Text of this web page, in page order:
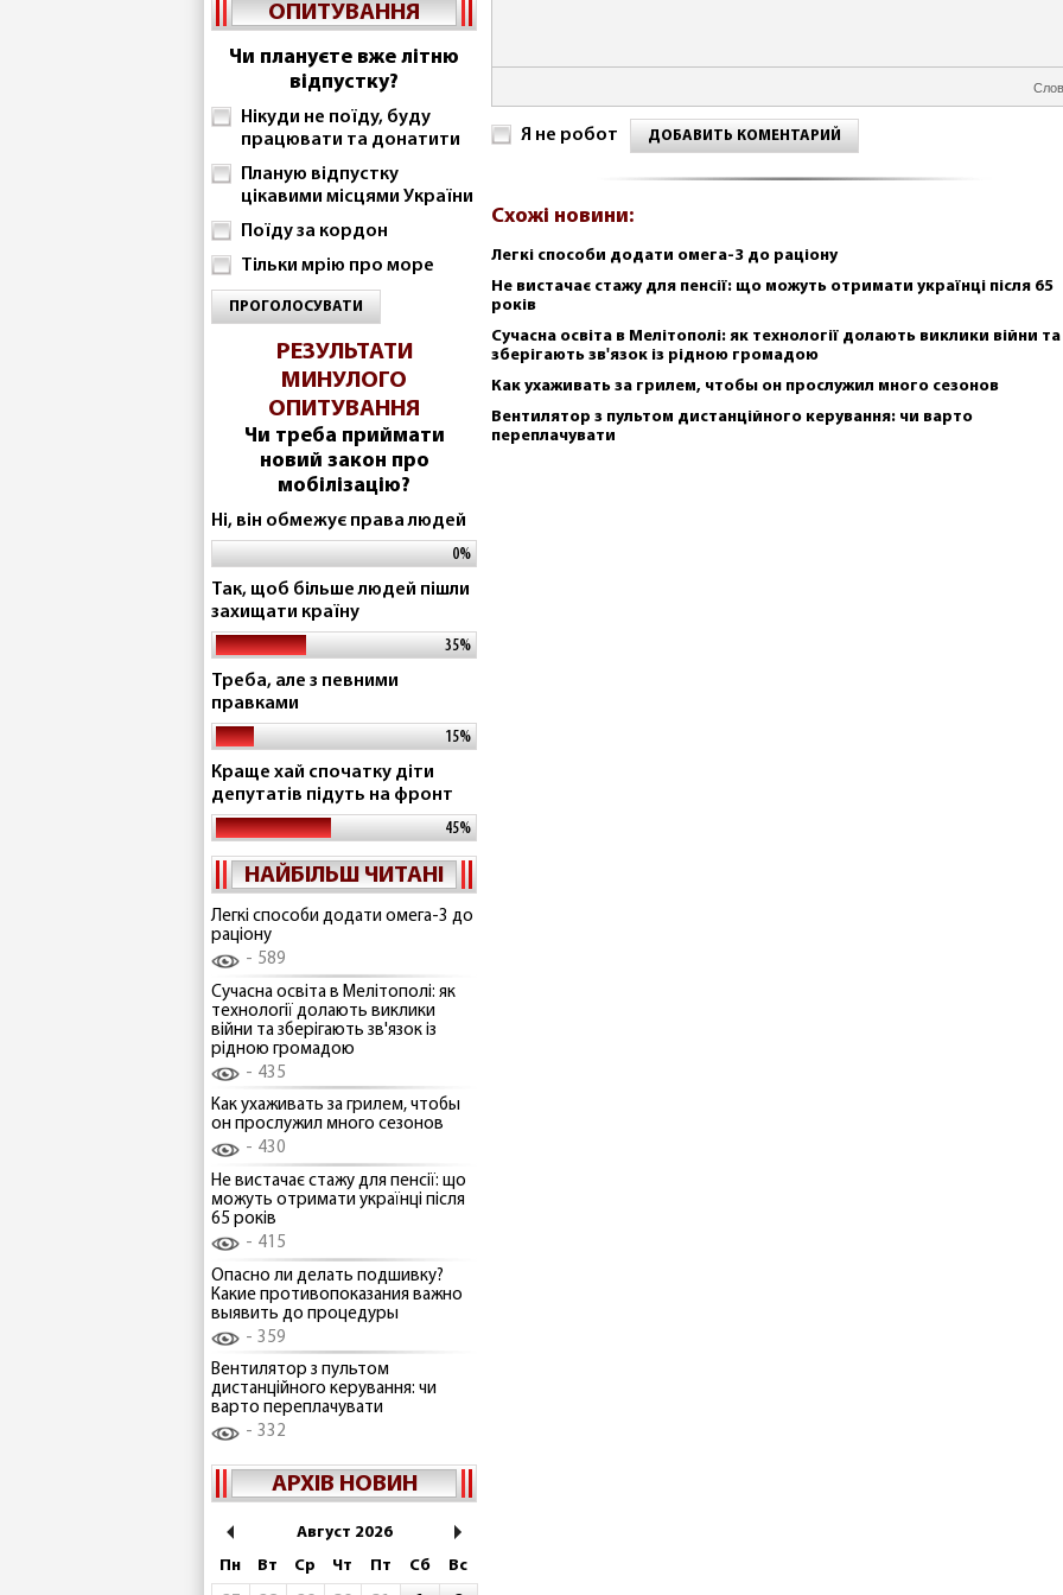
ОПИТУВАННЯ
Чи плануєте вже літню
відпустку?
Нікуди не поїду, буду
працювати та донатити
Планую відпустку
цікавими місцями України
Поїду за кордон
Тільки мрію про море
ПРОГОЛОСУВАТИ
РЕЗУЛЬТАТИ
МИНУЛОГО
ОПИТУВАННЯ
Чи треба приймати
новий закон про
мобілізацію?
Ні, він обмежує права людей
0%
Так, щоб більше людей пішли
захищати країну
35%
Треба, але з певними
правками
15%
Краще хай спочатку діти
депутатів підуть на фронт
45%
НАЙБІЛЬШ ЧИТАНІ
Легкі способи додати омега-3 до
раціону
589
Сучасна освіта в Мелітополі: як
технології долають виклики
війни та зберігають зв'язок із
рідною громадою
435
Как ухаживать за грилем, чтобы
он прослужил много сезонов
430
Не вистачає стажу для пенсії: що
можуть отримати українці після
65 років
415
Опасно ли делать подшивку?
Какие противопоказания важно
выявить до процедуры
359
Вентилятор з пультом
дистанційного керування: чи
варто переплачувати
332
АРХІВ НОВИН
Август 2026
Пн
Вт Ср Чт Пт Сб
Вс
Я не робот ДОБАВИТЬ КОМЕНТАРИЙ
Схожі новини:
Легкі способи додати омега-3 до раціону
Не вистачає стажу для пенсії: що можуть отримати українці після 65
років
Сучасна освіта в Мелітополі: як технології долають виклики війни та
зберігають зв'язок із рідною громадою
Как ухаживать за грилем, чтобы он прослужил много сезонов
Вентилятор з пультом дистанційного керування: чи варто
переплачувати